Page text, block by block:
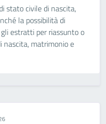
stato civile di nascita,
la possibilità di
estratti per riassunto o
nascita, matrimonio e